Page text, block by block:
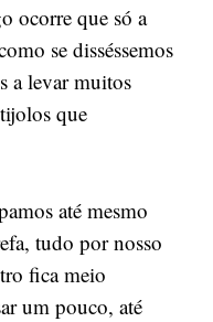
ocorre que só a
se disséssemos
a levar muitos
que
até mesmo
tudo por nosso
fica meio
um pouco, até